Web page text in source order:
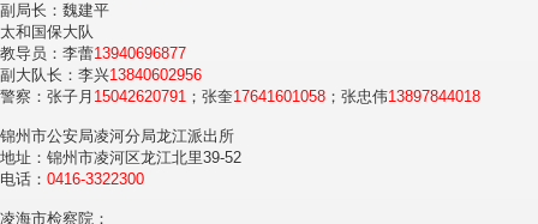
副局长：魏建平
太和国保大队
教导员：李蕾13940696877
副大队长：李兴13840602956
警察：张子月 15042620791 ；张奎17641601058 ；张忠伟13897844018
锦州市公安局凌河分局龙江派出所
地址：锦州市凌河区龙江北里39-52
电话： 0416-3322300
凌海市检察院：